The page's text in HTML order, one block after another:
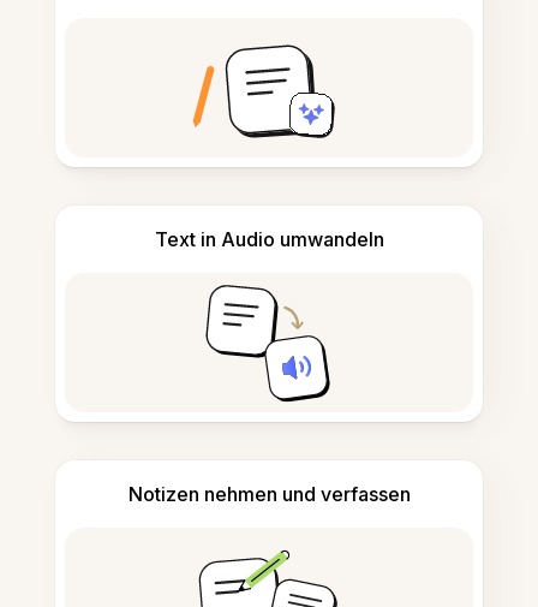
Text in Audio umwandeln
Notizen nehmen und verfassen